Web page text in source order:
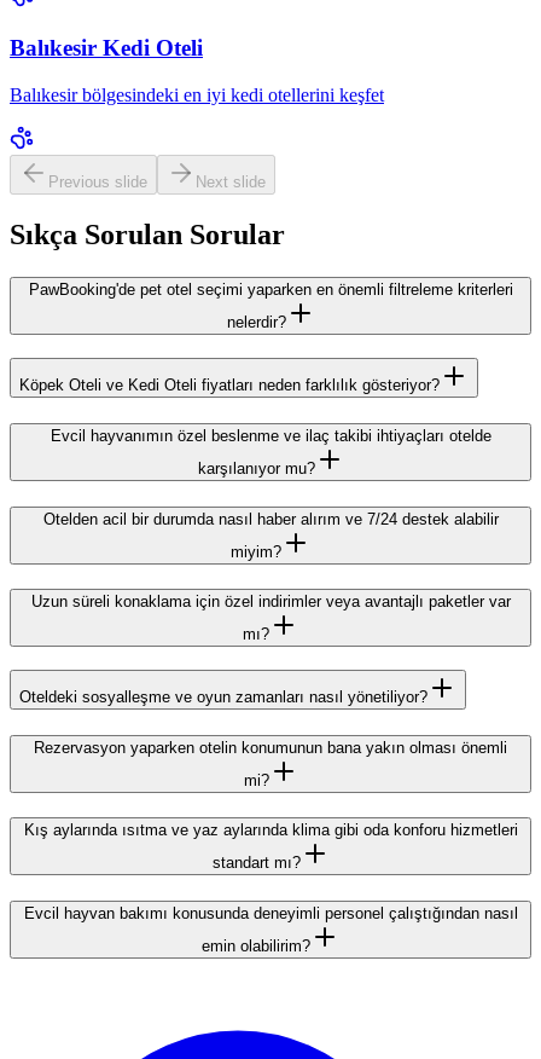
Balıkesir Kedi Oteli
Balıkesir bölgesindeki en iyi kedi otellerini keşfet
Previous slide Next slide
Sıkça Sorulan Sorular
PawBooking'de pet otel seçimi yaparken en önemli filtreleme kriterleri
nelerdir?
Köpek Oteli ve Kedi Oteli fiyatları neden farklılık gösteriyor?
Evcil hayvanımın özel beslenme ve ilaç takibi ihtiyaçları otelde
karşılanıyor mu?
Otelden acil bir durumda nasıl haber alırım ve 7/24 destek alabilir
miyim?
Uzun süreli konaklama için özel indirimler veya avantajlı paketler var
mı?
Oteldeki sosyalleşme ve oyun zamanları nasıl yönetiliyor?
Rezervasyon yaparken otelin konumunun bana yakın olması önemli
mi?
Kış aylarında ısıtma ve yaz aylarında klima gibi oda konforu hizmetleri
standart mı?
Evcil hayvan bakımı konusunda deneyimli personel çalıştığından nasıl
emin olabilirim?